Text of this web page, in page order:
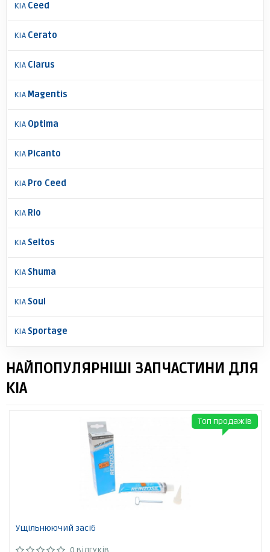
KIA Ceed
KIA Cerato
KIA Clarus
KIA Magentis
KIA Optima
KIA Picanto
KIA Pro Ceed
KIA Rio
KIASeltos
KIAShuma
KIASoul
KIASportage
НАЙПОПУЛЯРНІШІ ЗАПЧАСТИНИ ДЛЯ
KIA
Ущільнюючий засіб
0 відгуків
Топ продажів